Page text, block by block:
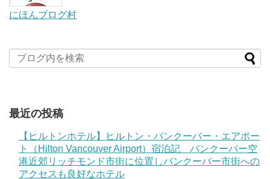
にほんブログ村
最近の投稿
【ヒルトンホテル】ヒルトン・バンクーバー・エアポー
ト（Hilton Vancouver Airport）宿泊記 バンクーバー空
港近郊リッチモンド市街に位置しバンクーバー市街への
アクセスも良好なホテル